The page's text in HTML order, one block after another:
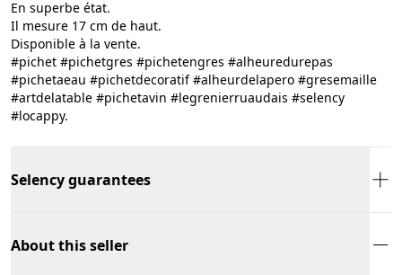
En superbe état.
Il mesure 17 cm de haut.
Disponible à la vente.
#pichet #pichetgres #pichetengres #alheuredurepas
#pichetaeau #pichetdecoratif #alheurdelapero #gresemaille
#artdelatable #pichetavin #legrenierruaudais #selency
#locappy.
Selency guarantees
About this seller